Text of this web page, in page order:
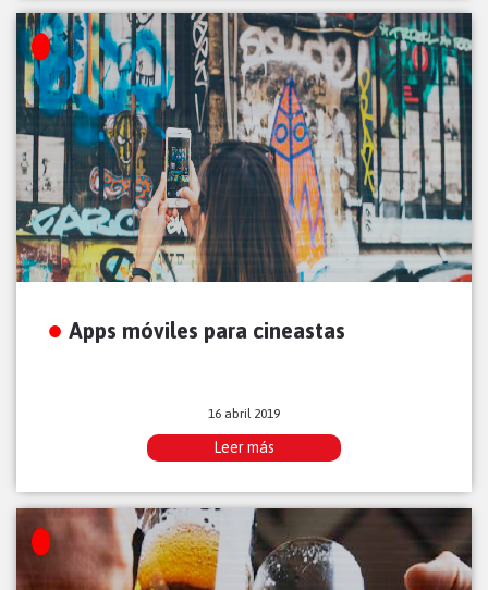
Apps móviles para cineastas
16 abril 2019
Leer más